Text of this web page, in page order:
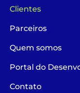
Clientes
Parceiros
Quem somos
Portal do
Contato